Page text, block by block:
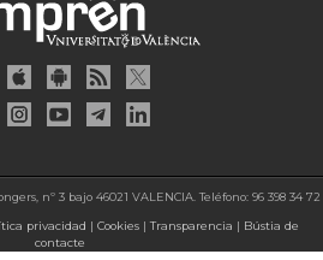
nº 3 bajo 46021 VALENCIA. Teléfono: 96 398 34 72
privacidad | Cookies| Transparencia | Bústia de
contacte